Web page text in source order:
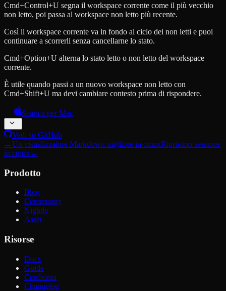
Cmd+Control+U segna il workspace corrente come il più vecchio
non letto, poi passa al workspace non letto più recente.
Così il workspace corrente va in fondo al ciclo dei non letti e puoi
continuare a scorrerli senza cancellarne lo stato.
Cmd+Option+U alterna lo stato letto o non letto del workspace
corrente.
È utile quando passi a un nuovo workspace non letto con
Cmd+Shift+U ma devi cambiare contesto prima di rispondere.
Scarica per Mac
Vedi su GitHub
←Un visualizzatore Markdown migliore in cmuxRipristino sessione
in cmux→
Prodotto
Blog
Community
Nightly
Asset
Risorse
Docs
Guide
Confronta
Changelog